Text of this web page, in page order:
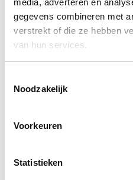
gegevens combineren met
verstrekt of die ze hebben
van hun services.
Noodzakelijk
Voorkeuren
Statistieken
kinderen, ouders en
leefbaarheid van de wijk en
dicht bij huis veilig te spelen.
haverklap vastrijden,
Vanaf 17 juli zullen voertuigen